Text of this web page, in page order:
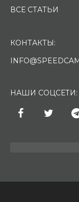
ВСЕ СТАТЬИ
КОНТАКТЫ:
НАШИ СОЦСЕТИ: